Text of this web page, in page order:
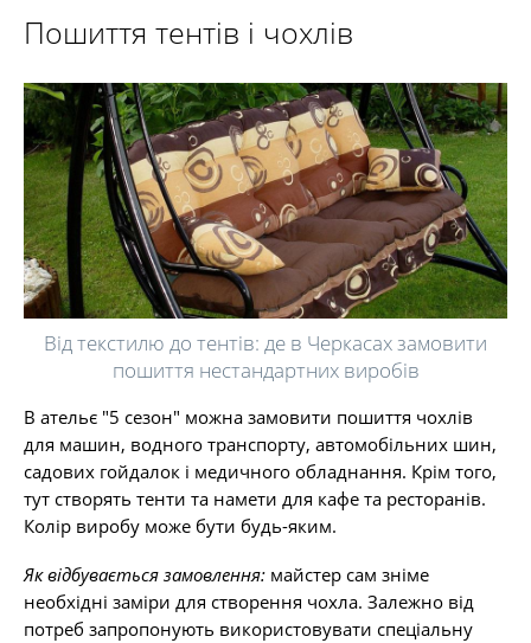
Пошиття тентів і чохлів
Від текстилю до тентів: де в Черкасах замовити
пошиття нестандартних виробів
В ательє "5 сезон" можна замовити пошиття чохлів
для машин, водного транспорту, автомобільних шин,
садових гойдалок і медичного обладнання. Крім того,
тут створять тенти та намети для кафе та ресторанів.
Колір виробу може бути будь-яким.
Як відбувається замовлення: майстер сам зніме
необхідні заміри для створення чохла. Залежно від
потреб запропонують використовувати спеціальну